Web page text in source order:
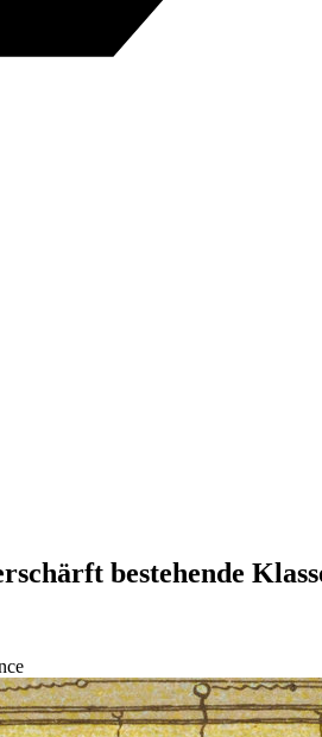
bestehende